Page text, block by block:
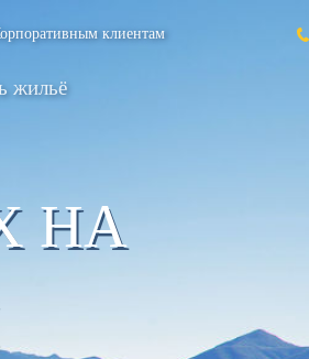
клиентам
жильё
НА